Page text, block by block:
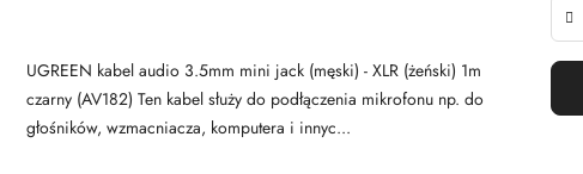
UGREEN kabel audio 3.5mm mini jack (męski) - XLR (żeński) 1m
czarny (AV182) Ten kabel służy do podłączenia mikrofonu np. do
głośników, wzmacniacza, komputera i innyc...